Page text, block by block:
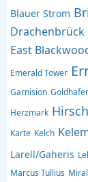
Blauer Strom
Drachenbrück
East
Emerald Tower
Garnision
Herzmark
Karte Kelch
Larell/Gaheris
Marcus Tullius